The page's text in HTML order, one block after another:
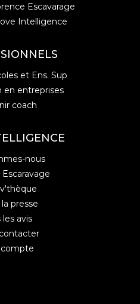
Escavarage
Intelligence
et Ens. Sup
en entreprises
coach
nous
presse
les avis